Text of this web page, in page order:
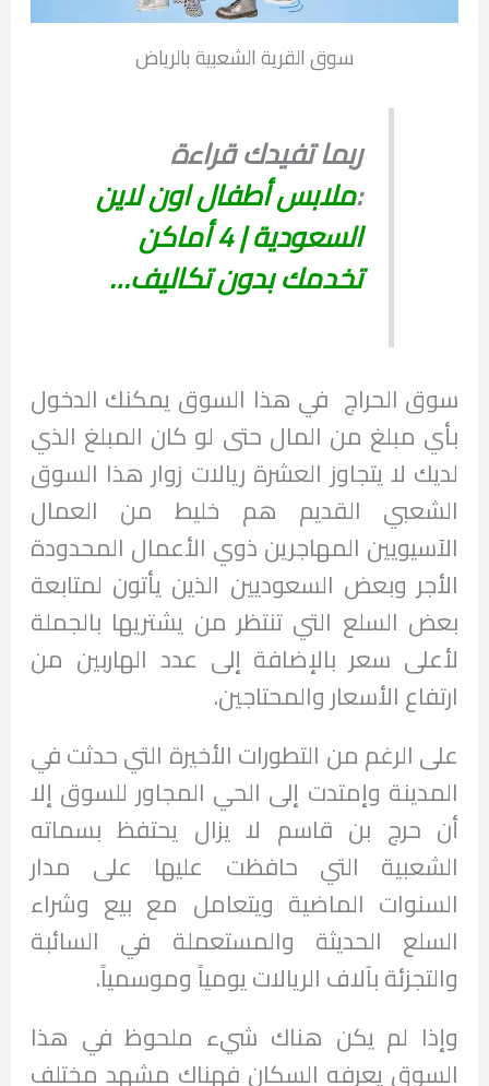
سوق القرية الشعبية بالرياض
ربما تفيدك قراءة
:ملابس أطفال اون لاين
السعودية | 4 أماكن
تخدمك بدون تكاليف…
سوق الحراج في هذا السوق يمكنك الدخول
بأي مبلغ من المال حتى لو كان المبلغ الذي
لديك لا يتجاوز العشرة ريالات زوار هذا السوق
الشعبي القديم هم خليط من العمال
الآسيويين المهاجرين ذوي الأعمال المحدودة
الأجر وبعض السعوديين الذين يأتون لمتابعة
بعض السلع التي تنتظر من يشتريها بالجملة
لأعلى سعر بالإضافة إلى عدد الهاربين من
ارتفاع الأسعار والمحتاجين.
على الرغم من التطورات الأخيرة التي حدثت في
المدينة وإمتدت إلى الحي المجاور للسوق إلا
أن حرج بن قاسم لا يزال يحتفظ بسماته
الشعبية التي حافظت عليها على مدار
السنوات الماضية ويتعامل مع بيع وشراء
السلع الحديثة والمستعملة في السائبة
والتجزئة بآلاف الريالات يومياً وموسمياً.
وإذا لم يكن هناك شيء ملحوظ في هذا
السوق يعرفه السكان فهناك مشهد مختلف